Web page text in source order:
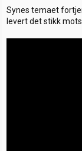
r
Synes temaet
levert det stikk